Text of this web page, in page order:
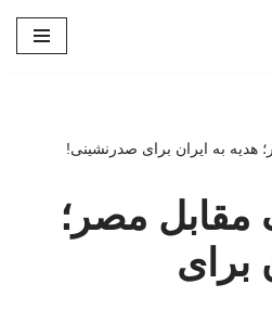
هدیه به ایران برای صدرنشینی!
مقابل مصر؛
برای